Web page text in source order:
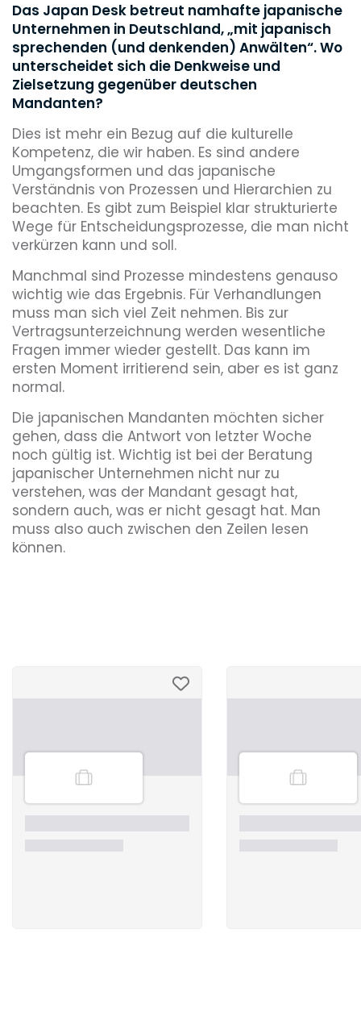
Das Japan Desk betreut namhafte japanische
Unternehmen in Deutschland, „mit japanisch
sprechenden (und denkenden) Anwälten“. Wo
unterscheidet sich die Denkweise und
Zielsetzung gegenüber deutschen
Mandanten?
Dies ist mehr ein Bezug auf die kulturelle
Kompetenz, die wir haben. Es sind andere
Umgangsformen und das japanische
Verständnis von Prozessen und Hierarchien zu
beachten. Es gibt zum Beispiel klar strukturierte
Wege für Entscheidungsprozesse, die man nicht
verkürzen kann und soll.
Manchmal sind Prozesse mindestens genauso
wichtig wie das Ergebnis. Für Verhandlungen
muss man sich viel Zeit nehmen. Bis zur
Vertragsunterzeichnung werden wesentliche
Fragen immer wieder gestellt. Das kann im
ersten Moment irritierend sein, aber es ist ganz
normal.
Die japanischen Mandanten möchten sicher
gehen, dass die Antwort von letzter Woche
noch gültig ist. Wichtig ist bei der Beratung
japanischer Unternehmen nicht nur zu
verstehen, was der Mandant gesagt hat,
sondern auch, was er nicht gesagt hat. Man
muss also auch zwischen den Zeilen lesen
können.